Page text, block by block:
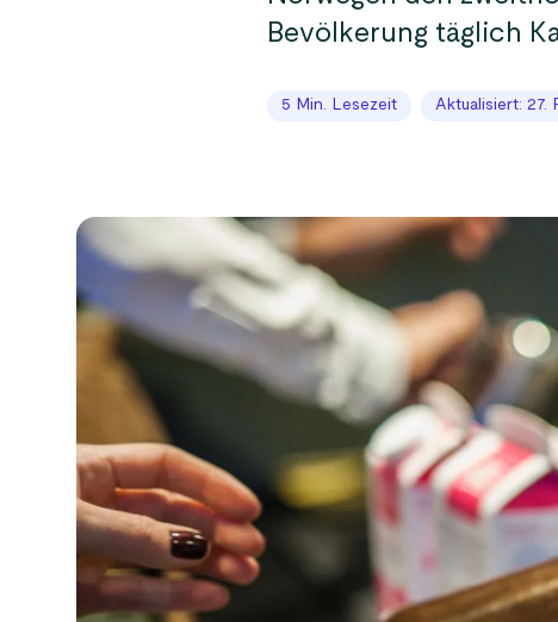
Bevölkerung täglich
5 Min. Lesezeit Aktualisiert: 27.